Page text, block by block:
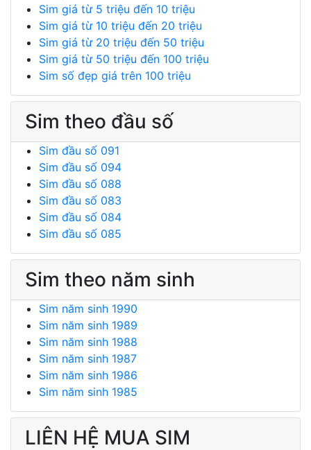
Sim giá từ 5 triệu đến 10 triệu
Sim giá từ 10 triệu đến 20 triệu
Sim giá từ 20 triệu đến 50 triệu
Sim giá từ 50 triệu đến 100 triệu
Sim số đẹp giá trên 100 triệu
Sim theo đầu số
Sim đầu số 091
Sim đầu số 094
Sim đầu số 088
Sim đầu số 083
Sim đầu số 084
Sim đầu số 085
Sim theo năm sinh
Sim năm sinh 1990
Sim năm sinh 1989
Sim năm sinh 1988
Sim năm sinh 1987
Sim năm sinh 1986
Sim năm sinh 1985
LIÊN HỆ MUA SIM